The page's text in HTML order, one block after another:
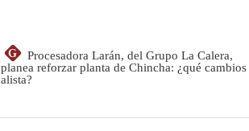
G
Procesadora Larán, del Grupo La Calera,
planea reforzar planta de Chincha: ¿qué cambios
alista?